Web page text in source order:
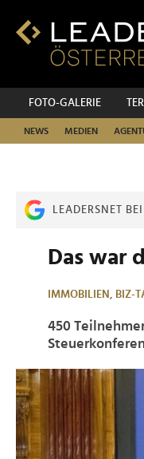
Inhalt
Fußzeilen-
FOTO-GALERIE
NEWS MEDIEN
LEADERSNET
Das war
IMMOBILIEN, BIZ-
450
>